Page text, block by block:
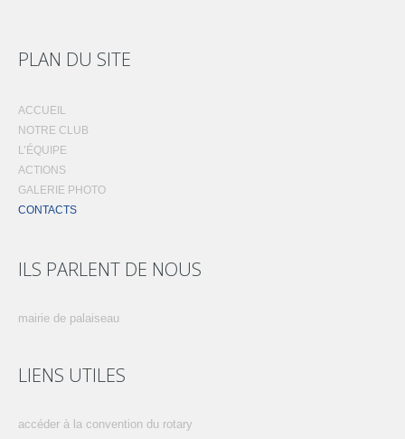
PLAN DU SITE
ACCUEIL
NOTRE CLUB
L’ÉQUIPE
ACTIONS
GALERIE PHOTO
CONTACTS
ILS PARLENT DE NOUS
mairie de palaiseau
LIENS UTILES
accéder à la convention du rotary